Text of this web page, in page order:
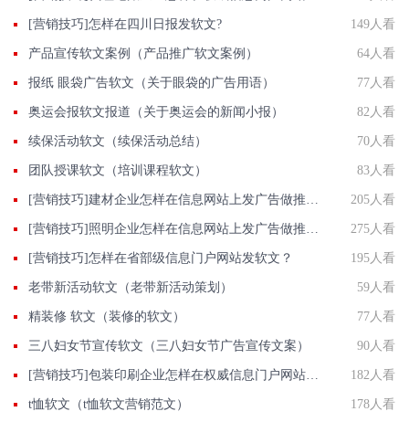
[营销技巧]怎样在四川日报发软文? 149人看
产品宣传软文案例（产品推广软文案例） 64人看
报纸 眼袋广告软文（关于眼袋的广告用语） 77人看
奥运会报软文报道（关于奥运会的新闻小报） 82人看
续保活动软文（续保活动总结） 70人看
团队授课软文（培训课程软文） 83人看
205人看
275人看
[营销技巧]怎样在省部级信息门户网站发软文？ 195人看
老带新活动软文（老带新活动策划） 59人看
精装修 软文（装修的软文） 77人看
三八妇女节宣传软文（三八妇女节广告宣传文案） 90人看
182人看
t恤软文（t恤软文营销范文） 178人看